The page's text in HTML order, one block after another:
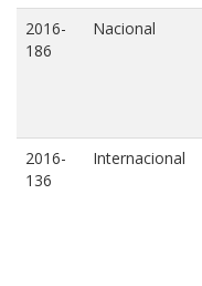
2016-
186
Nacional
2016-
136
Internacional